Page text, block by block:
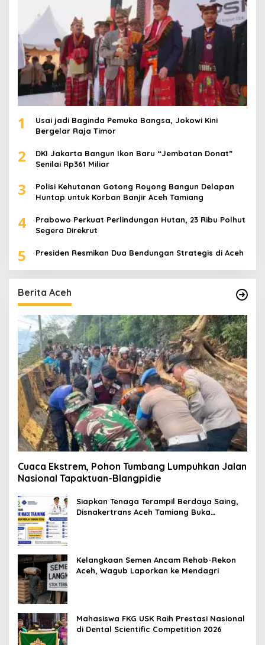
1
Usai jadi Baginda Pemuka Bangsa, Jokowi Kini
Bergelar Raja Timor
2
DKI Jakarta Bangun Ikon Baru “Jembatan Donat”
Senilai Rp361 Miliar
3
Polisi Kehutanan Gotong Royong Bangun Delapan
Huntap untuk Korban Banjir Aceh Tamiang
4
Prabowo Perkuat Perlindungan Hutan, 23 Ribu Polhut
Segera Direkrut
5 Presiden Resmikan Dua Bendungan Strategis di Aceh
Berita Aceh
Cuaca Ekstrem, Pohon Tumbang Lumpuhkan Jalan
Nasional Tapaktuan-Blangpidie
Siapkan Tenaga Terampil Berdaya Saing,
Disnakertrans Aceh Tamiang Buka
Kelangkaan Semen Ancam Rehab-Rekon
Aceh, Wagub Laporkan ke Mendagri
Mahasiswa FKG USK Raih Prestasi Nasional
di Dental Scientific Competition 2026